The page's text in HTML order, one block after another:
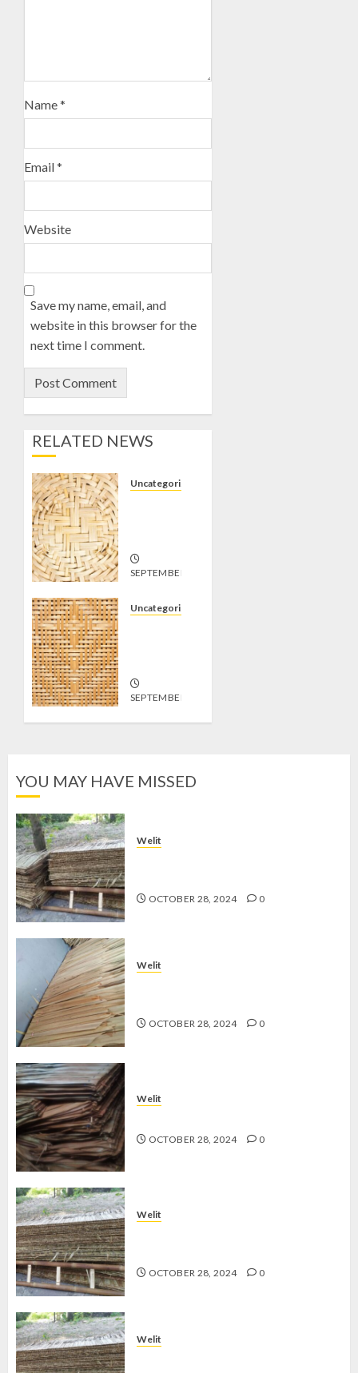
Name*
Email*
Website
Save my name, email, and
website in this browser for the
next time I comment.
RELATED NEWS
Uncategorized
SEPTEMBER
Uncategorized
SEPTEMBER
0
YOU MAY HAVE MISSED
Welit
OCTOBER 28, 2024 0
Welit
OCTOBER 28, 2024 0
Welit
OCTOBER 28, 2024 0
Welit
OCTOBER 28, 2024 0
Welit